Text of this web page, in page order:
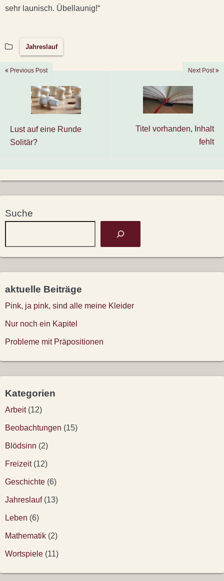
sehr launisch. Übellaunig!“
Jahreslauf
Previous Post
Lust auf eine Runde
Solitär?
Next Post
Titel vorhanden, Inhalt
fehlt
Suche
aktuelle Beiträge
Pink, ja pink, sind alle meine Kleider
Nur noch ein Kapitel
Probleme mit Präpositionen
Kategorien
Arbeit(12)
Beobachtungen (15)
Blödsinn (2)
Freizeit(12)
Geschichte (6)
Jahreslauf(13)
Leben (6)
Mathematik (2)
Wortspiele (11)